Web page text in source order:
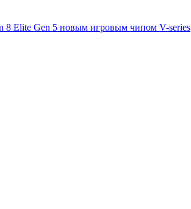
8 Elite Gen 5 новым игровым чипом V-series